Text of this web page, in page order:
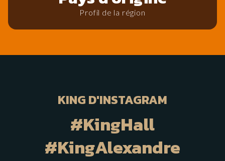
Profil de la région
KING D'INSTAGRAM
#KingHall
#KingAlexandre